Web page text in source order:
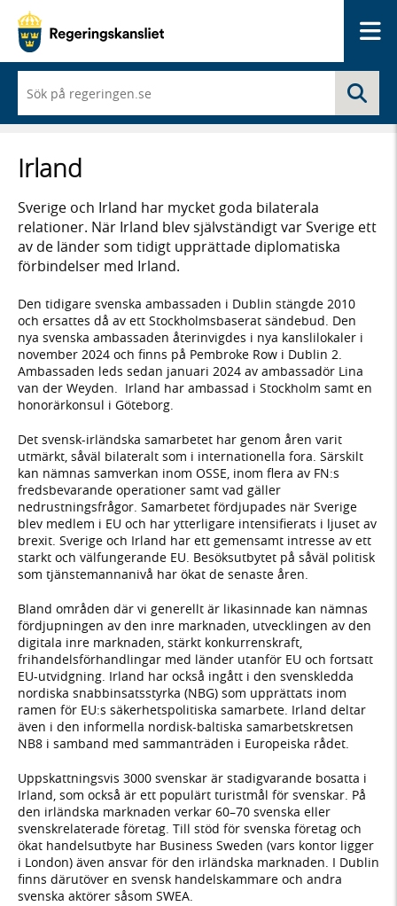
du
börjar
skriva
framträder
en
med
sökförslag
Irland
Sverige och Irland har mycket goda bilaterala
relationer. När Irland blev självständigt var Sverige ett
av de länder som tidigt upprättade diplomatiska
förbindelser med Irland.
Den tidigare svenska ambassaden i Dublin stängde 2010
och ersattes då av ett Stockholmsbaserat sändebud. Den
nya svenska ambassaden återinvigdes i nya kanslilokaler i
november 2024 och finns på Pembroke Row i Dublin 2.
Ambassaden leds sedan januari 2024 av ambassadör Lina
van der Weyden. Irland har ambassad i Stockholm samt en
honorärkonsul i Göteborg.
Det svensk-irländska samarbetet har genom åren varit
utmärkt, såväl bilateralt som i internationella fora. Särskilt
kan nämnas samverkan inom OSSE, inom flera av FN:s
fredsbevarande operationer samt vad gäller
nedrustningsfrågor. Samarbetet fördjupades när Sverige
blev medlem i EU och har ytterligare intensifierats i ljuset av
brexit. Sverige och Irland har ett gemensamt intresse av ett
starkt och välfungerande EU. Besöksutbytet på såväl politisk
som tjänstemannanivå har ökat de senaste åren.
Bland områden där vi generellt är likasinnade kan nämnas
fördjupningen av den inre marknaden, utvecklingen av den
digitala inre marknaden, stärkt konkurrenskraft,
frihandelsförhandlingar med länder utanför EU och fortsatt
EU-utvidgning. Irland har också ingått i den svenskledda
nordiska snabbinsatsstyrka (NBG) som upprättats inom
ramen för EU:s säkerhetspolitiska samarbete. Irland deltar
även i den informella nordisk-baltiska samarbetskretsen
NB8 i samband med sammanträden i Europeiska rådet.
Uppskattningsvis 3000 svenskar är stadigvarande bosatta i
Irland, som också är ett populärt turistmål för svenskar. På
den irländska marknaden verkar 60–70 svenska eller
svenskrelaterade företag. Till stöd för svenska företag och
ökat handelsutbyte har Business Sweden (vars kontor ligger
i London) även ansvar för den irländska marknaden. I Dublin
finns därutöver en svensk handelskammare och andra
svenska aktörer såsom SWEA.